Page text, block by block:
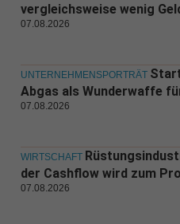
vergleichsweise wenig
07.08.2026
UNTERNEHMENSPORTRÄT
Abgas als Wunderwaffe
07.08.2026
WIRTSCHAFT
der Cashflow wird zum
07.08.2026